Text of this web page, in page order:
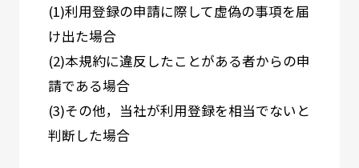
(1)利用登録の申請に際して虚偽の事項を届
け出た場合
(2)本規約に違反したことがある者からの申
請である場合
(3)その他，当社が利用登録を相当でないと
判断した場合